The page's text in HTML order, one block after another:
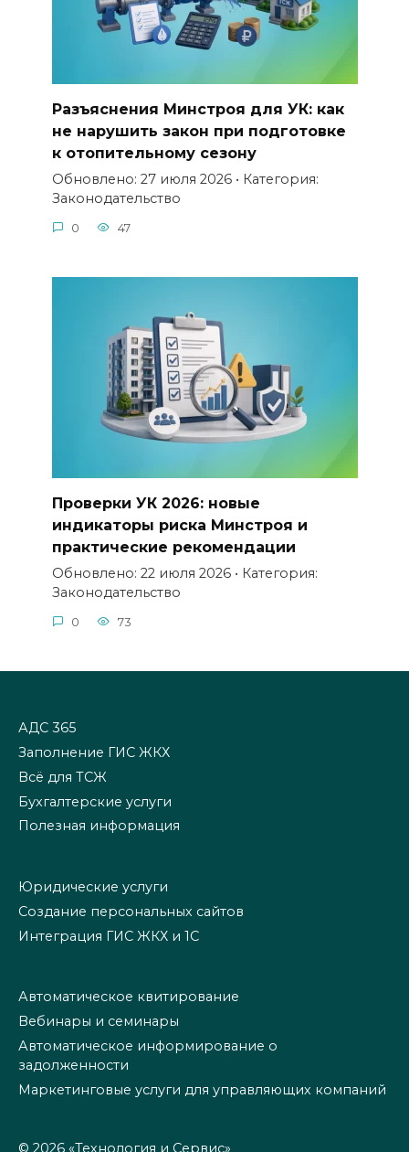
Разъяснения Минстроя для УК: как
не нарушить закон при подготовке
к отопительному сезону
Обновлено: 27 июля 2026 • Категория:
Законодательство
0 47
Проверки УК 2026: новые
индикаторы риска Минстроя и
практические рекомендации
Обновлено: 22 июля 2026 • Категория:
Законодательство
0 73
АДС 365
Заполнение ГИС ЖКХ
Всё для ТСЖ
Бухгалтерские услуги
Полезная информация
Юридические услуги
Создание персональных сайтов
Интеграция ГИС ЖКХ и 1С
Автоматическое квитирование
Вебинары и семинары
Автоматическое информирование о
задолженности
Маркетинговые услуги для управляющих компаний
© 2026 «Технология и Сервис»